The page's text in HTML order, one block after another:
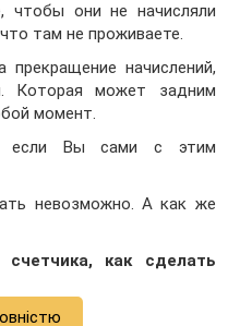
чтобы они не начисляли
там не проживаете.
начислений,
Которая может задним
момент.
если Вы сами с этим
невозможно. А как же
как сделать